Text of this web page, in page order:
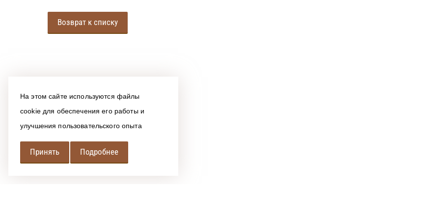
На этом сайте используются файлы
cookie для обеспечения его работы и
улучшения пользовательского опыта
Принять Подробнее
Возврат к списку